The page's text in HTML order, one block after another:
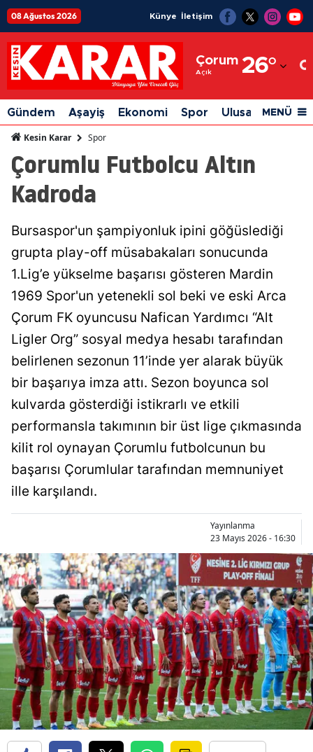
08 Ağustos 2026 Künye İletişim
Çorum
Açık 26°
Adıyaman
Afyonkarahisar
Ağrı
Amasya
Artvin
Aydın
Balıkesir
Bingöl
Bitlis
Burdur
Bursa
Çankırı
Çorum
Denizli
Diyarbakır
Edirne
Elazığ
Erzincan
Erzurum
Gündem Aşayiş Ekonomi Spor Ulusal Siyaset
MENÜ
Kesin Karar Spor
Çorumlu Futbolcu Altın
Kadroda
Bursaspor'un şampiyonluk ipini göğüslediği
grupta play-off müsabakaları sonucunda
1.Lig’e yükselme başarısı gösteren Mardin
1969 Spor'un yetenekli sol beki ve eski Arca
Çorum FK oyuncusu Nafican Yardımcı “Alt
Ligler Org” sosyal medya hesabı tarafından
belirlenen sezonun 11’inde yer alarak büyük
bir başarıya imza attı. Sezon boyunca sol
kulvarda gösterdiği istikrarlı ve etkili
performansla takımının bir üst lige çıkmasında
kilit rol oynayan Çorumlu futbolcunun bu
başarısı Çorumlular tarafından memnuniyet
ille karşılandı.
Yayınlanma
23 Mayıs 2026 - 16:30